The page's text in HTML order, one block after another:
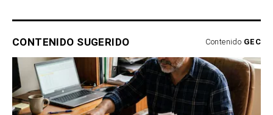
CONTENIDO SUGERIDO Contenido GEC